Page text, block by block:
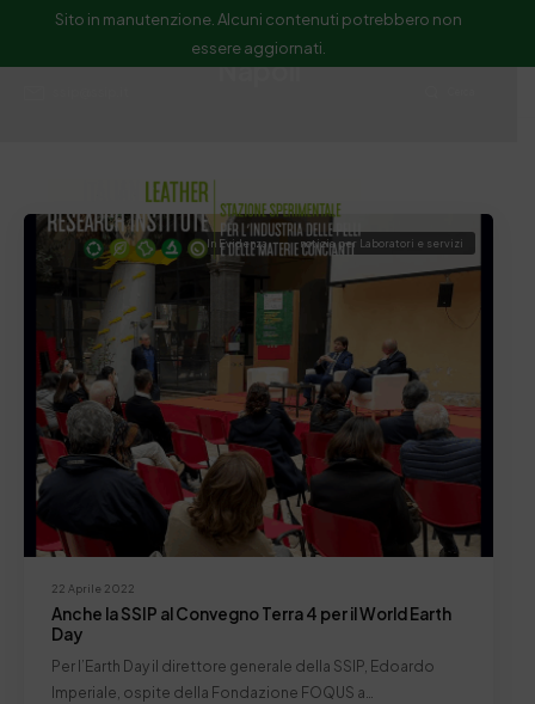
Sito in manutenzione. Alcuni contenuti potrebbero non
essere aggiornati.
Napoli
22 Aprile 2022
In Evidenza notizia per Laboratori e servizi
Anche la SSIP al Convegno Terra 4 per il World Earth
Day
Per l’Earth Day il direttore generale della SSIP, Edoardo
Imperiale, ospite della Fondazione FOQUS a…